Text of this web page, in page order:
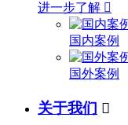
进一步了解 
国内案例
国外案例
关于我们 